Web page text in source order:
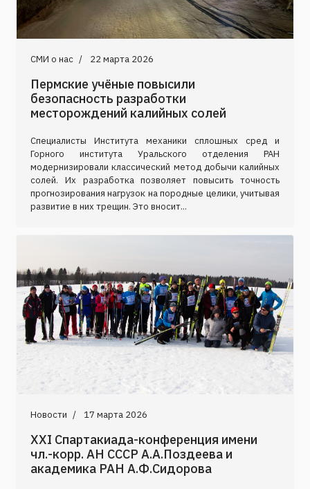
СМИ о нас 22 марта 2026
Пермские учёные повысили
безопасность разработки
месторождений калийных солей
Специалисты Института механики сплошных сред и
Горного института Уральского отделения РАН
модернизировали классический метод добычи калийных
солей. Их разработка позволяет повысить точность
прогнозирования нагрузок на породные целики, учитывая
развитие в них трещин. Это вносит...
Новости 17 марта 2026
XXI Спартакиада-конференция имени
чл.-корр. АН СССР А.А.Поздеева и
академика РАН А.Ф.Сидорова